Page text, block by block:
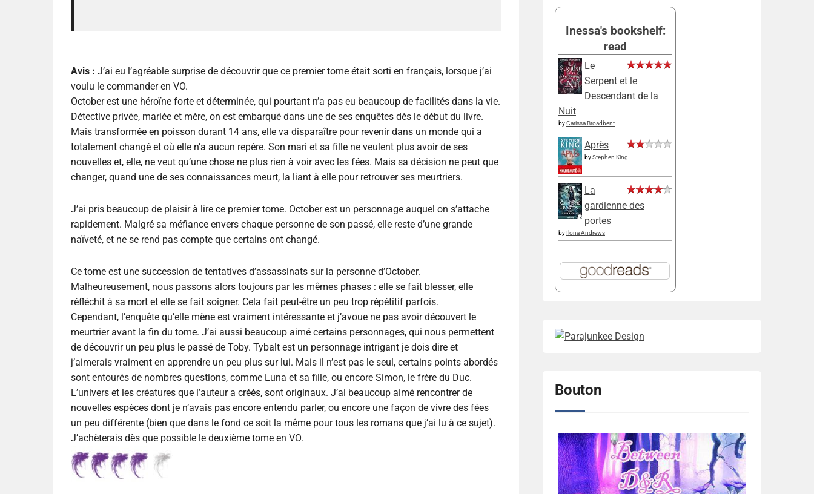
Avis : J’ai eu l’agréable surprise de découvrir que ce premier tome était sorti en français, lorsque j’ai
voulu le commander en VO.
October est une héroïne forte et déterminée, qui pourtant n’a pas eu beaucoup de facilités dans la vie.
Détective privée, mariée et mère, on est embarqué dans une de ses enquêtes dès le début du livre.
Mais transformée en poisson durant 14 ans, elle va disparaître pour revenir dans un monde qui a
totalement changé et où elle n’a aucun repère. Son mari et sa fille ne veulent plus avoir de ses
nouvelles et, elle, ne veut qu’une chose ne plus rien à voir avec les fées. Mais sa décision ne peut que
changer, quand une de ses connaissances meurt, la liant à elle pour retrouver ses meurtriers.
J’ai pris beaucoup de plaisir à lire ce premier tome. October est un personnage auquel on s’attache
rapidement. Malgré sa méfiance envers chaque personne de son passé, elle reste d’une grande
naïveté, et ne se rend pas compte que certains ont changé.
Ce tome est une succession de tentatives d’assassinats sur la personne d’October.
Malheureusement, nous passons alors toujours par les mêmes phases : elle se fait blesser, elle
réfléchit à sa mort et elle se fait soigner. Cela fait peut-être un peu trop répétitif parfois.
Cependant, l’enquête qu’elle mène est vraiment intéressante et j’avoue ne pas avoir découvert le
meurtrier avant la fin du tome. J’ai aussi beaucoup aimé certains personnages, qui nous permettent
de découvrir un peu plus le passé de Toby. Tybalt est un personnage intrigant je dois dire et
j’aimerais vraiment en apprendre un peu plus sur lui. Mais il n’est pas le seul, certains points abordés
sont entourés de nombres questions, comme Luna et sa fille, ou encore Simon, le frère du Duc.
L’univers et les créatures que l’auteur a créés, sont originaux. J’ai beaucoup aimé rencontrer de
nouvelles espèces dont je n’avais pas encore entendu parler, ou encore une façon de vivre des fées
un peu différente (bien que dans le fond ce soit la même pour tous les romans que j’ai lu à ce sujet).
J’achèterais dès que possible le deuxième tome en VO.
Inessa's bookshelf:
read
Le
Serpent et le
Descendant de la
Nuit
byCarissa Broadbent
Après
byStephen King
La
gardienne des
portes
by Ilona Andrews
Bouton